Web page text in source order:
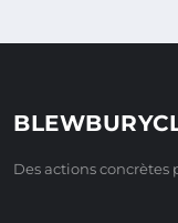
Des actions